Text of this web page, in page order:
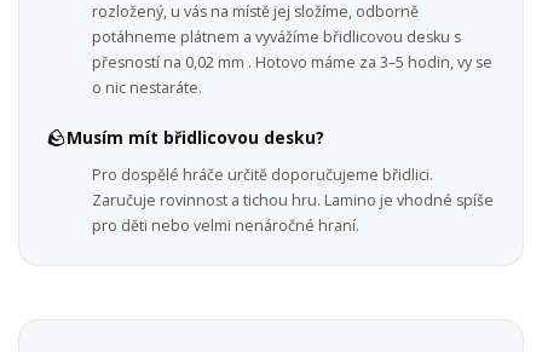
rozložený, u vás na místě jej složíme, odborně
potáhneme plátnem a vyvážíme břidlicovou desku s
přesností na 0,02 mm . Hotovo máme za 3–5 hodin, vy se
o nic nestaráte.
🪨Musím mít břidlicovou desku?
Pro dospělé hráče určitě doporučujeme břidlici.
Zaručuje rovinnost a tichou hru. Lamino je vhodné spíše
pro děti nebo velmi nenáročné hraní.